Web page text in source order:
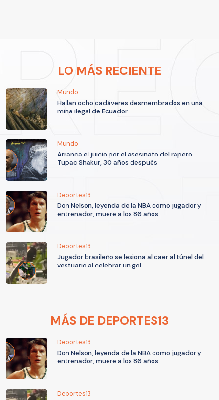
LO MÁS RECIENTE
Mundo
Hallan ocho cadáveres desmembrados en una
mina ilegal de Ecuador
Mundo
Arranca el juicio por el asesinato del rapero
Tupac Shakur, 30 años después
Deportes13
Don Nelson, leyenda de la NBA como jugador y
entrenador, muere a los 86 años
Deportes13
Jugador brasileño se lesiona al caer al túnel del
vestuario al celebrar un gol
MÁS DE DEPORTES13
Deportes13
Don Nelson, leyenda de la NBA como jugador y
entrenador, muere a los 86 años
Deportes13